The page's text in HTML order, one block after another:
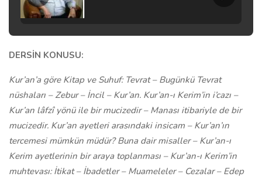
DERSİN KONUSU:
Kur’an’a göre Kitap ve Suhuf: Tevrat – Bugünkü Tevrat
nüshaları – Zebur – İncil – Kur’an. Kur’an-ı Kerim’in i’cazı –
Kur’an lâfzî yönü ile bir mucizedir – Manası itibariyle de bir
mucizedir. Kur’an ayetleri arasındaki insicam – Kur’an’ın
tercemesi mümkün müdür? Buna dair misaller – Kur’an-ı
Kerim ayetlerinin bir araya toplanması – Kur’an-ı Kerim’in
muhtevası: İtikat – İbadetler – Muameleler – Cezalar – Edep